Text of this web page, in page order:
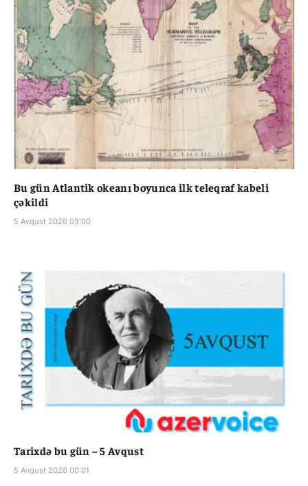
Bu gün Atlantik okeanı boyunca ilk teleqraf kabeli
çəkildi
5 Avqust 2026 03:00
Tarixdə bu gün – 5 Avqust
5 Avqust 2026 00:01